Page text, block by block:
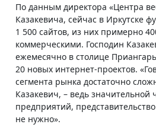
По данным директора «Центра
Казакевича, сейчас в Иркутске
1 500 сайтов, из них примерно
коммерческими. Господин
ежемесячно в столице
20 новых интернет-проектов.
сегмента рынка достаточно
Казакевич, – ведь значительной
предприятий,
не нужно».